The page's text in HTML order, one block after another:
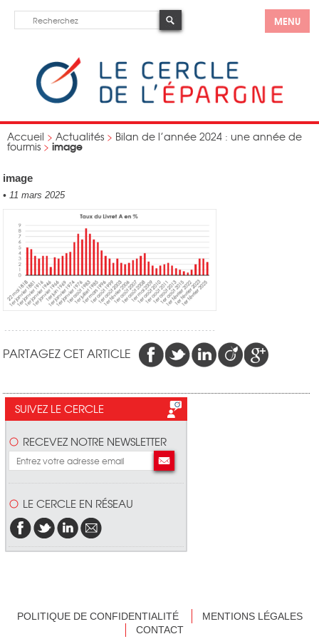
MENU
Accueil > Actualités > Bilan de l’année 2024 : une année de
fourmis > image
image
• 11 mars 2025
PARTAGEZ CET ARTICLE
SUIVEZ LE CERCLE
RECEVEZ NOTRE NEWSLETTER
LE CERCLE EN RÉSEAU
POLITIQUE DE CONFIDENTIALITÉ
MENTIONS LÉGALES
CONTACT